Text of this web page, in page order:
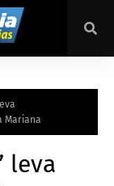
Mariana
leva